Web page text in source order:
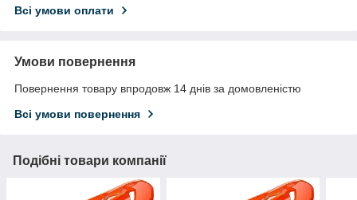
Всі умови оплати
Умови повернення
Повернення товару впродовж 14 днів за домовленістю
Всі умови повернення
Подібні товари компанії